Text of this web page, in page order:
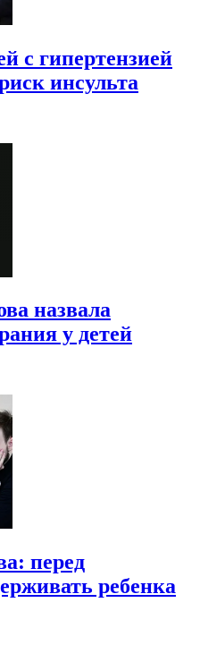
с гипертензией
инсульта
назвала
у детей
перед
ребенка